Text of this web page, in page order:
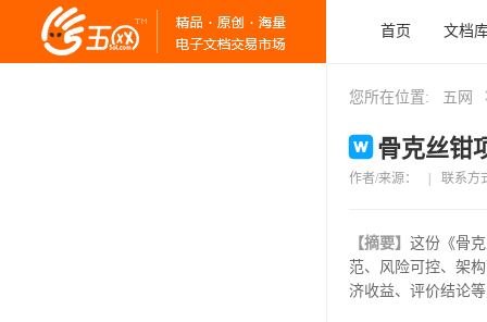
首页 文档
您所在位置: 五网
骨克丝钳
作者/来源： 联系方
【摘要】 这份《骨
范、风险可控、架
济收益、评价结论